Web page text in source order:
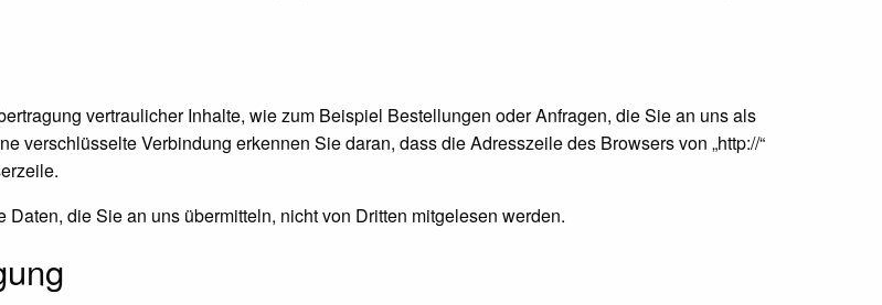
vertraulicher Inhalte, wie zum Beispiel Bestellungen oder Anfragen, die Sie an uns als
verschlüsselte Verbindung erkennen Sie daran, dass die Adresszeile des Browsers von „http://“
die Sie an uns übermitteln, nicht von Dritten mitgelesen werden.